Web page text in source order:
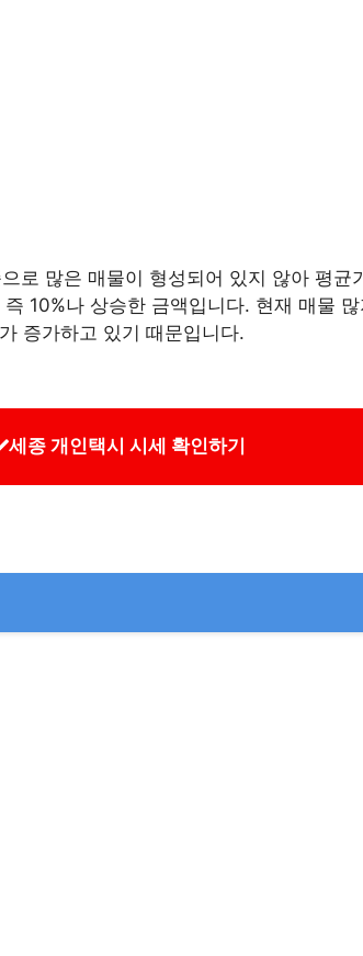
로 많은 매물이 형성되어 있지 않아 평
10%나 상승한 금액입니다. 현재 매물
증가하고 있기 때문입니다.
세종 개인택시 시세 확인하기